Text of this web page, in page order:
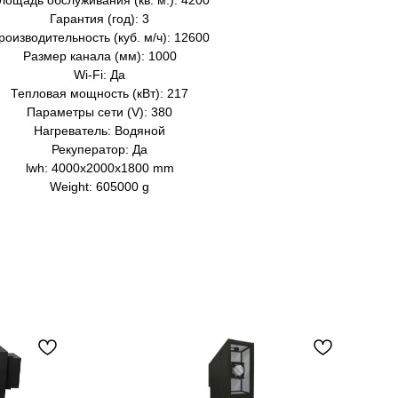
Гарантия (год): 3
(куб. м/ч): 12600
Размер канала (мм): 1000
Wi-Fi: Да
Тепловая мощность (кВт): 217
Параметры сети (V): 380
Нагреватель: Водяной
Рекуператор: Да
lwh: 4000x2000x1800 mm
Weight: 605000 g